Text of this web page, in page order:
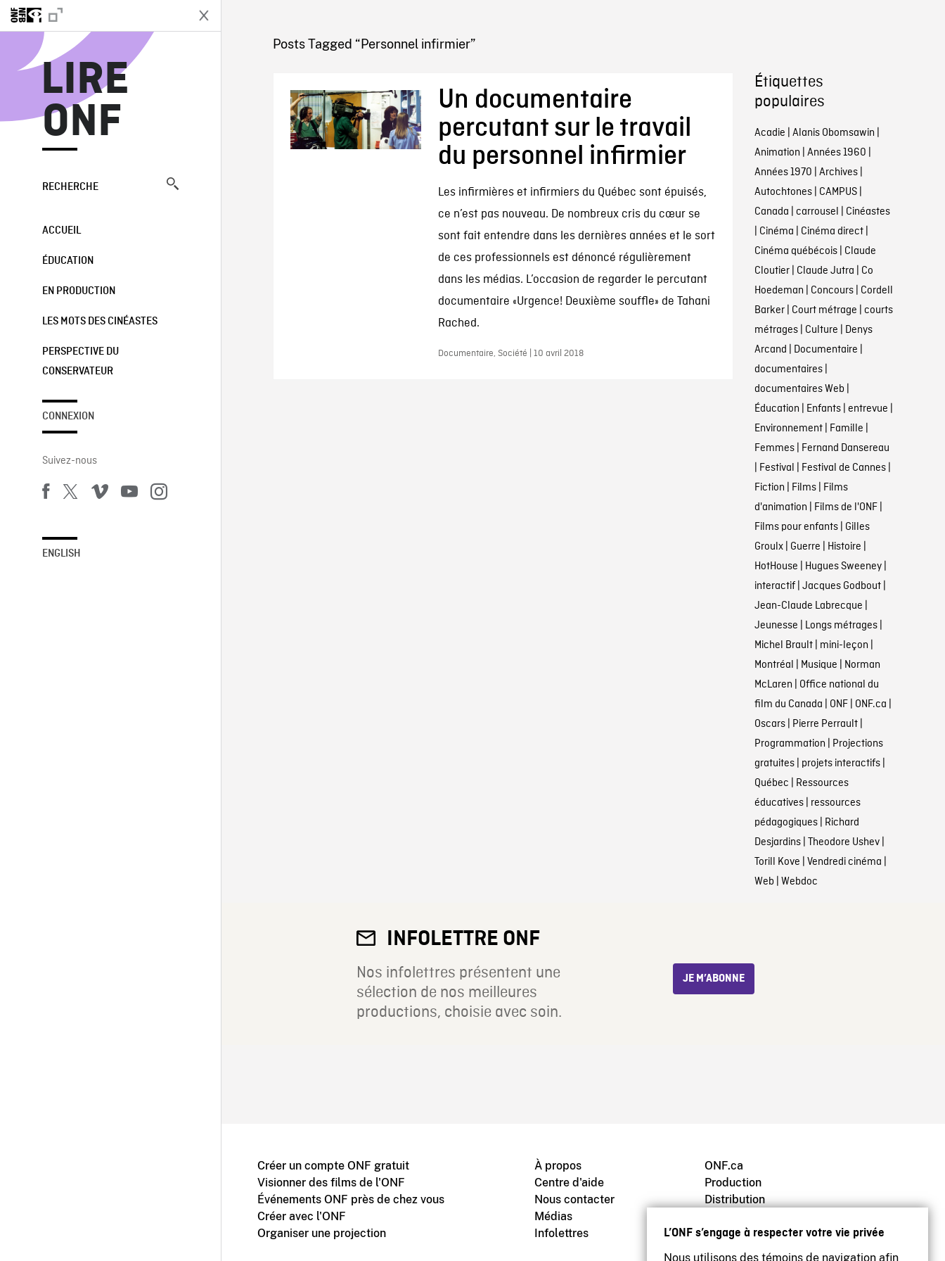
L’ONF s’engage à respecter votre vie privée
Nous utilisons des témoins de navigation afin
LIRE
ONF
RECHERCHE
ACCUEIL
ÉDUCATION
EN PRODUCTION
LES MOTS DES CINÉASTES
PERSPECTIVE DU
CONSERVATEUR
CONNEXION
Suivez-nous
ENGLISH
LIRE ONF
Posts Tagged “Personnel infirmier”
Un documentaire
percutant sur le travail
du personnel infirmier
Les infirmières et infirmiers du Québec sont épuisés,
ce n’est pas nouveau. De nombreux cris du cœur se
sont fait entendre dans les dernières années et le sort
de ces professionnels est dénoncé régulièrement
dans les médias. L’occasion de regarder le percutant
documentaire «Urgence! Deuxième souffle» de Tahani
Rached.
Documentaire, Société | 10 avril 2018
Étiquettes
populaires
Acadie | Alanis Obomsawin |
Animation | Années 1960 |
Années 1970 | Archives|
Autochtones| CAMPUS|
Canada | carrousel | Cinéastes
| Cinéma | Cinéma direct|
Cinéma québécois| Claude
Cloutier| Claude Jutra | Co
Hoedeman | Concours| Cordell
Barker| Court métrage | courts
métrages| Culture | Denys
Arcand | Documentaire |
documentaires|
documentaires Web |
Éducation | Enfants| entrevue |
Environnement| Famille |
Femmes| Fernand Dansereau
| Festival | Festival de Cannes|
Fiction | Films| Films
d'animation | Films de l'ONF|
Films pour enfants| Gilles
Groulx| Guerre | Histoire |
HotHouse | Hugues Sweeney|
interactif| Jacques Godbout|
Jean-Claude Labrecque |
Jeunesse | Longs métrages|
Michel Brault| mini-leçon |
Montréal | Musique | Norman
McLaren | Office national du
film du Canada | ONF| ONF.ca |
Oscars| Pierre Perrault|
Programmation | Projections
gratuites| projets interactifs|
Québec | Ressources
éducatives| ressources
pédagogiques| Richard
Desjardins| Theodore Ushev|
Torill Kove | Vendredi cinéma |
Web | Webdoc
INFOLETTRE ONF
Nos infolettres présentent une
sélection de nos meilleures
productions, choisie avec soin.
JE M’ABONNE
Créer un compte ONF gratuit
Visionner des films de l'ONF
Événements ONF près de chez vous
Créer avec l'ONF
Organiser une projection
À propos
Centre d'aide
Nous contacter
Médias
Infolettres
ONF.ca
Production
Distribution
Archives